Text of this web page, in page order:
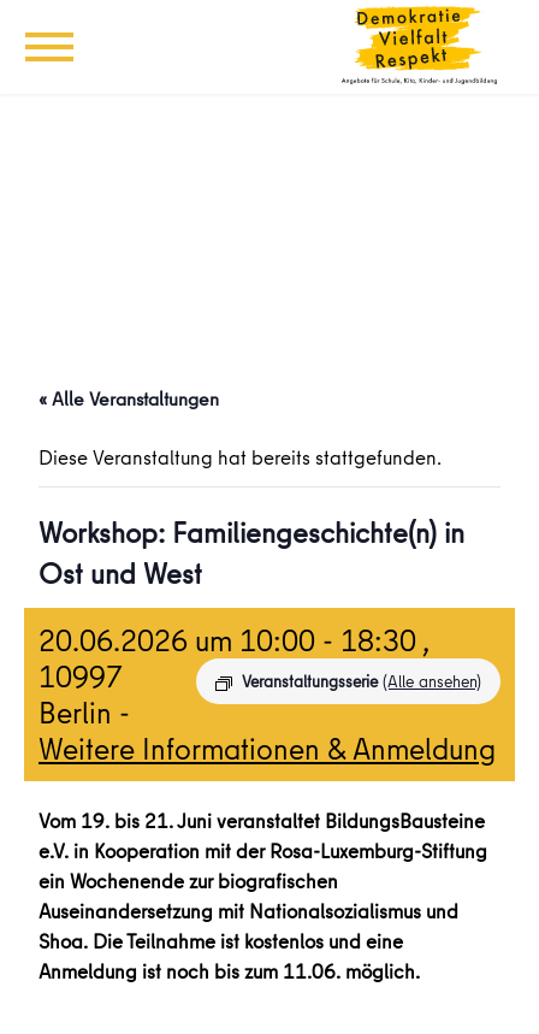
« Alle Veranstaltungen
Diese Veranstaltung hat bereits stattgefunden.
Workshop: Familiengeschichte(n) in
Ost und West
20.06.2026 um 10:00 - 18:30
Veranstaltungsserie(Alle ansehen)
,
10997
Berlin -
Weitere Informationen & Anmeldung
Vom 19. bis 21. Juni veranstaltet BildungsBausteine
e.V. in Kooperation mit der Rosa-Luxemburg-Stiftung
ein Wochenende zur biografischen
Auseinandersetzung mit Nationalsozialismus und
Shoa. Die Teilnahme ist kostenlos und eine
Anmeldung ist noch bis zum 11.06. möglich.